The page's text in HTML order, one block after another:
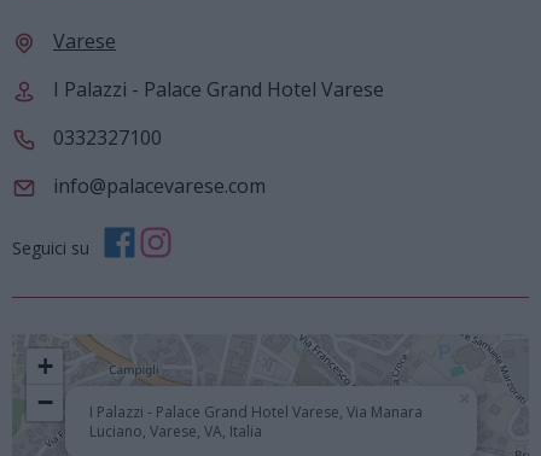
Varese
I Palazzi - Palace Grand Hotel Varese
0332327100
info@palacevarese.com
Seguici su
I Palazzi - Palace Grand Hotel Varese, Via Manara
Luciano, Varese, VA, Italia
+
−